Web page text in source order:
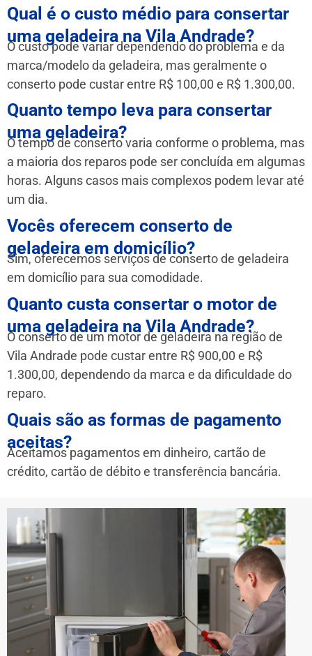
Qual é o custo médio para consertar
uma geladeira na Vila Andrade?
O custo pode variar dependendo do problema e da
marca/modelo da geladeira, mas geralmente o
conserto pode custar entre R$ 100,00 e R$ 1.300,00.
Quanto tempo leva para consertar
uma geladeira?
O tempo de conserto varia conforme o problema, mas
a maioria dos reparos pode ser concluída em algumas
horas. Alguns casos mais complexos podem levar até
um dia.
Vocês oferecem conserto de
geladeira em domicílio?
Sim, oferecemos serviços de conserto de geladeira
em domicílio para sua comodidade.
Quanto custa consertar o motor de
uma geladeira na Vila Andrade?
O conserto de um motor de geladeira na região de
Vila Andrade pode custar entre R$ 900,00 e R$
1.300,00, dependendo da marca e da dificuldade do
reparo.
Quais são as formas de pagamento
aceitas?
Aceitamos pagamentos em dinheiro, cartão de
crédito, cartão de débito e transferência bancária.